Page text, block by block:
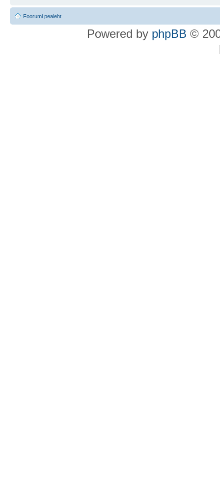
Foorumi pealeht
Powered by phpBB ©